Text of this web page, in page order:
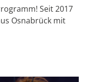
Seit 2017
Osnabrück mit